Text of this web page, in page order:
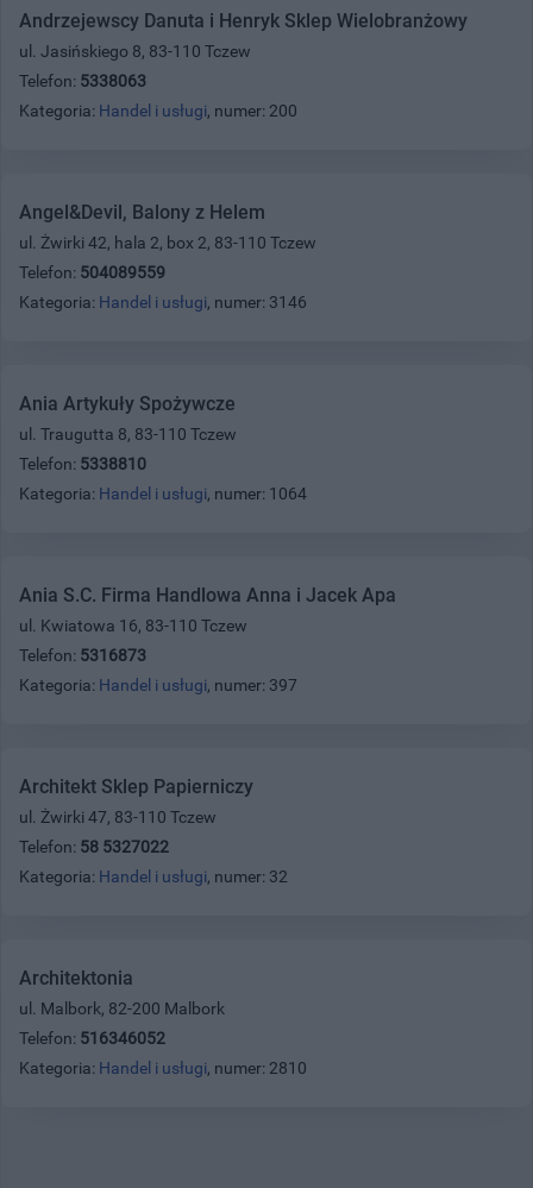
Andrzejewscy Danuta i Henryk Sklep Wielobranżowy
ul. Jasińskiego 8, 83-110 Tczew
Telefon: 5338063
Kategoria: Handel i usługi, numer: 200
Angel&Devil, Balony z Helem
ul. Żwirki 42, hala 2, box 2, 83-110 Tczew
Telefon: 504089559
Kategoria: Handel i usługi, numer: 3146
Ania Artykuły Spożywcze
ul. Traugutta 8, 83-110 Tczew
Telefon: 5338810
Kategoria: Handel i usługi, numer: 1064
Ania S.C. Firma Handlowa Anna i Jacek Apa
ul. Kwiatowa 16, 83-110 Tczew
Telefon: 5316873
Kategoria: Handel i usługi, numer: 397
Architekt Sklep Papierniczy
ul. Żwirki 47, 83-110 Tczew
Telefon: 58 5327022
Kategoria: Handel i usługi, numer: 32
Architektonia
ul. Malbork, 82-200 Malbork
Telefon: 516346052
Kategoria: Handel i usługi, numer: 2810